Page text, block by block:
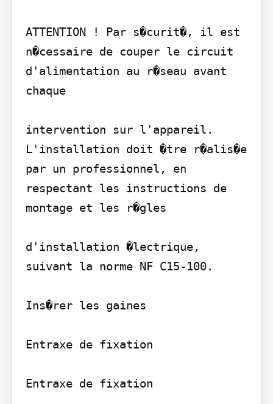
ATTENTION ! Par s�curit�, il est
n�cessaire de couper le circuit
d'alimentation au r�seau avant
chaque
intervention sur l'appareil.
L'installation doit �tre r�alis�e
par un professionnel, en
respectant les instructions de
montage et les r�gles
d'installation �lectrique,
suivant la norme NF C15-100.
Ins�rer les gaines
Entraxe de fixation
Entraxe de fixation